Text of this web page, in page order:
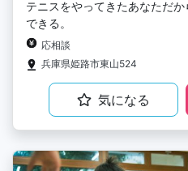
テニスをやってきたあなただ
できる。
応相談
兵庫県姫路市東山524
気になる